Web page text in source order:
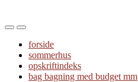
Toggle
mobile
menu
Toggle
the
search
field
forside
sommerhus
opskriftindeks
bag bagning med budget mm